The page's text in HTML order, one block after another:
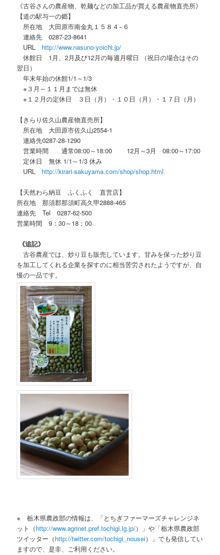
《古谷さんの農産物、乾麺などの加工品が買える農産物直売所》
【道の駅与一の郷】
所在地 大田原市南金丸１５８４−６
連絡先 0287-23-8641
URL http://www.nasuno-yoichi.jp/
休館日 1月、2月及び12月の毎週月曜日 （祝日の場合はその
翌日）
年末年始の休館1/1～1/3
※３月～１１月までは無休
※１２月の定休日 ３日（月）・１０日（月）・１７日（月）
【きらり佐久山農産物直売所】
所在地 大田原市佐久山2554-1
連絡先0287-28-1290
営業時間 通常08:00～18:00 12月～3月 08:00～17:00
定休日 無休 1/1～1/3 休み
URL http://kirari-sakuyama.com/shop/shop.html
【天然わら納豆 ふくふく 直営店】
所在地那須郡那須町高久甲2888-465
連絡先 Tel0287-62-500
営業時間 9：30～ 18：00
《追記》
古谷農産では、炒り豆も販売しています。甘みを保った炒り豆
を加工してくれる企業を探すのに相当苦労されたようですが、自
慢の一品です。
※ 栃木県農政部の情報は、「とちぎファーマーズチャレンジネ
ット（http://www.agrinet.pref.tochigi.lg.jp/）」や「栃木県農政部
ツイッター（http://twitter.com/tochigi_nousei）」でも発信してい
ますので、是非、ご利用ください。